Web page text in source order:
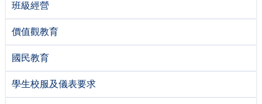
班級經營
價值觀教育
國民教育
學生校服及儀表要求